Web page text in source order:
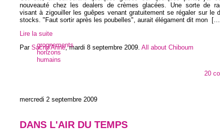
nouveauté chez les dealers de crèmes glacées. Une sorte de
visant à zigouiller les guêpes venant gratuitement se régaler sur le
stocks. "Faut sortir après les poubelles", aurait élégament dit mon
Lire la suite
Par Sacrip'Anne,mardi 8 septembre 2009 All about Chiboum
grognements
horizons
humains
20
mercredi 2 septembre 2009
DANS L'AIR DU TEMPS